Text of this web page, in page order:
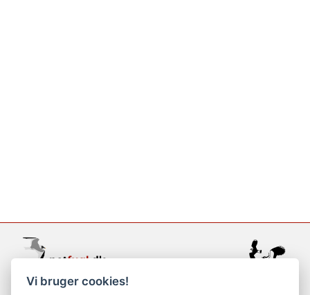
support@netfugl.dk
Vi bruger cookies!